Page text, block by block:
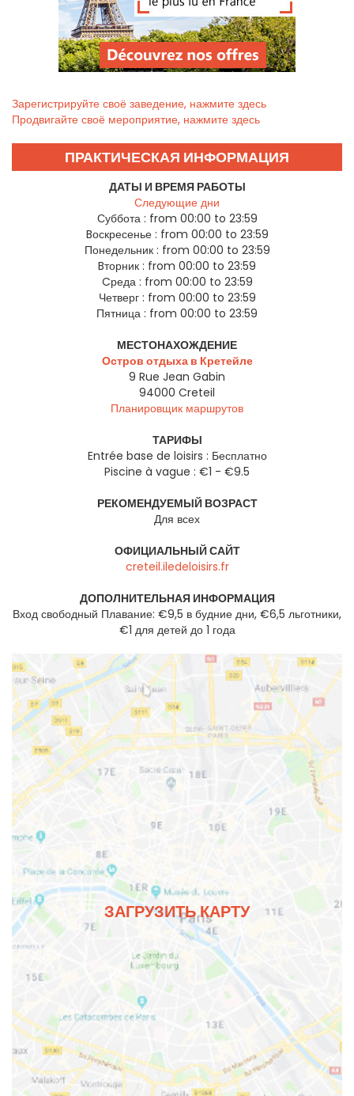
Зарегистрируйте своё заведение, нажмите здесь
Продвигайте своё мероприятие, нажмите здесь
ПРАКТИЧЕСКАЯ ИНФОРМАЦИЯ
ДАТЫ И ВРЕМЯ РАБОТЫ
Следующие дни
Суббота : from 00:00 to 23:59
Bоскресенье : from 00:00 to 23:59
Понедельник : from 00:00 to 23:59
Bторник : from 00:00 to 23:59
Cреда : from 00:00 to 23:59
Четверг : from 00:00 to 23:59
Пятница : from 00:00 to 23:59
МЕСТОНАХОЖДЕНИЕ
Остров отдыха в Кретейле
9 Rue Jean Gabin
94000 Creteil
Планировщик маршрутов
ТАРИФЫ
Entrée base de loisirs : Бесплатно
Piscine à vague : €1 - €9.5
РЕКОМЕНДУЕМЫЙ ВОЗРАСТ
Для всех
ОФИЦИАЛЬНЫЙ САЙТ
creteil.iledeloisirs.fr
ДОПОЛНИТЕЛЬНАЯ ИНФОРМАЦИЯ
Вход свободный Плавание: €9,5 в будние дни, €6,5 льготники,
€1 для детей до 1 года
ЗАГРУЗИТЬ КАРТУ